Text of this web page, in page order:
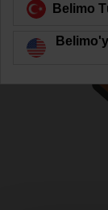
Belimo